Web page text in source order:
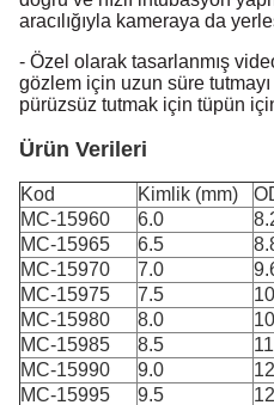
aracılığıyla kameraya da
- Özel olarak tasarlanmış
gözlem için uzun süre tutmayı
pürüzsüz tutmak için tüpün
Ürün Verileri
Kod Kimlik (mm)
MC-15960
6.0
MC-15965
6.5
MC-15970
7.0
MC-15975
7.5
MC-15980
8.0
MC-15985
8.5
MC-15990
9.0
MC-15995
9.5